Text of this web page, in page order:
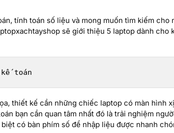
tính toán số liệu và mong muốn tìm kiếm cho
sẽ giới thiệu 5 laptop dành cho
toán
thiết kế cần những chiếc laptop có màn hình
bạn cần quan tâm nhất đó là trải nghiệm
có bàn phím số để nhập liệu được nhanh